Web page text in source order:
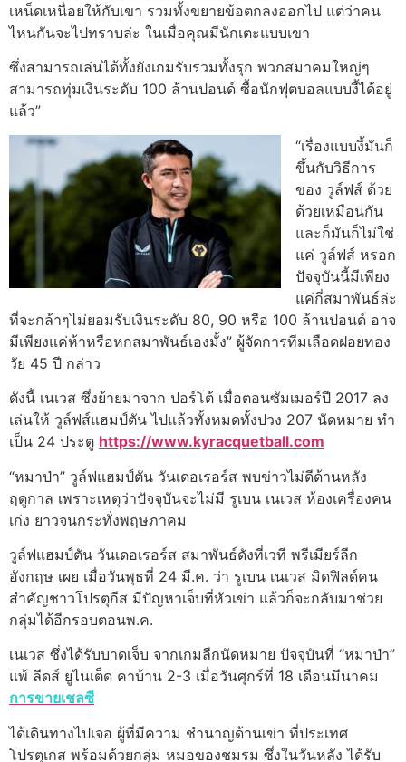
เหน็ดเหนื่อยให้กับเขา รวมทั้งขยายข้อตกลงออกไป แต่ว่าคน
ไหนกันจะไปทราบล่ะ ในเมื่อคุณมีนักเตะแบบเขา
ซึ่งสามารถเล่นได้ทั้งยังเกมรับรวมทั้งรุก พวกสมาคมใหญ่ๆ
สามารถทุ่มเงินระดับ 100 ล้านปอนด์ ซื้อนักฟุตบอลแบบงี้ได้อยู่
แล้ว”
“เรื่องแบบงี้มันก็
ขึ้นกับวิธีการ
ของ วูล์ฟส์ ด้วย
ด้วยเหมือนกัน
และก็มันก็ไม่ใช่
แค่ วูล์ฟส์ หรอก
ปัจจุบันนี้มีเพียง
แค่กี่สมาพันธ์ล่ะ
ที่จะกล้าๆไม่ยอมรับเงินระดับ 80, 90 หรือ 100 ล้านปอนด์ อาจ
มีเพียงแค่ห้าหรือหกสมาพันธ์เองมั้ง” ผู้จัดการทีมเลือดฝอยทอง
วัย 45 ปี กล่าว
ดังนี้ เนเวส ซึ่งย้ายมาจาก ปอร์โต้ เมื่อตอนซัมเมอร์ปี 2017 ลง
เล่นให้ วูล์ฟส์แฮมป์ตัน ไปแล้วทั้งหมดทั้งปวง 207 นัดหมาย ทำ
เป็น 24 ประตู https://www.kyracquetball.com
“หมาป่า” วูล์ฟแฮมป์ตัน วันเดอเรอร์ส พบข่าวไม่ดีด้านหลัง
ฤดูกาล เพราะเหตุว่าปัจจุบันจะไม่มี รูเบน เนเวส ห้องเครื่องคน
เก่ง ยาวจนกระทั่งพฤษภาคม
วูล์ฟแฮมป์ตัน วันเดอเรอร์ส สมาพันธ์ดังที่เวที พรีเมียร์ลีก
อังกฤษ เผย เมื่อวันพุธที่ 24 มี.ค. ว่า รูเบน เนเวส มิดฟิลด์คน
สำคัญชาวโปรตุกีส มีปัญหาเจ็บที่หัวเข่า แล้วก็จะกลับมาช่วย
กลุ่มได้อีกรอบตอนพ.ค.
เนเวส ซึ่งได้รับบาดเจ็บ จากเกมลีกนัดหมาย ปัจจุบันที่ “หมาป่า”
แพ้ ลีดส์ ยูไนเต็ด คาบ้าน 2-3 เมื่อวันศุกร์ที่ 18 เดือนมีนาคม
การขายเชลซี
ได้เดินทางไปเจอ ผู้ที่มีความ ชำนาญด้านเข่า ที่ประเทศ
โปรตุเกส พร้อมด้วยกลุ่ม หมอของชมรม ซึ่งในวันหลัง ได้รับ